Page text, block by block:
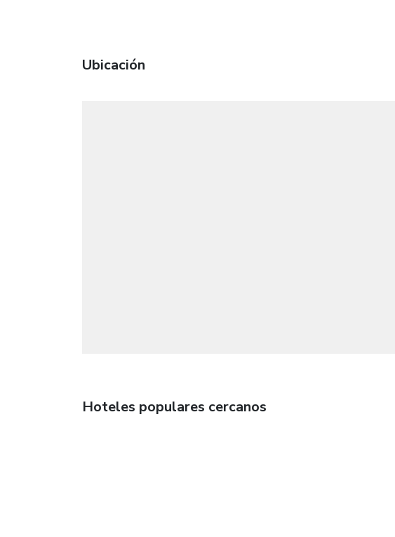
Ubicación
Hoteles populares cercanos